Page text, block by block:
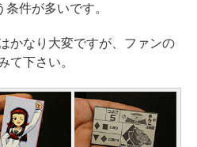
件が多いです。
かなり大変ですが、ファンの
て下さい。